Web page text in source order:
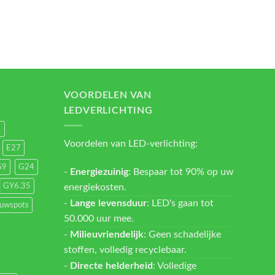
E27
G24
GY6.35
VOORDELEN VAN
LEDVERLICHTING
Voordelen van LED-verlichting:
- Energiezuinig: Bespaar tot 90% op uw
energiekosten.
- Lange levensduur: LED's gaan tot
50.000 uur mee.
- Milieuvriendelijk: Geen schadelijke
stoffen, volledig recyclebaar.
- Directe helderheid : Volledige